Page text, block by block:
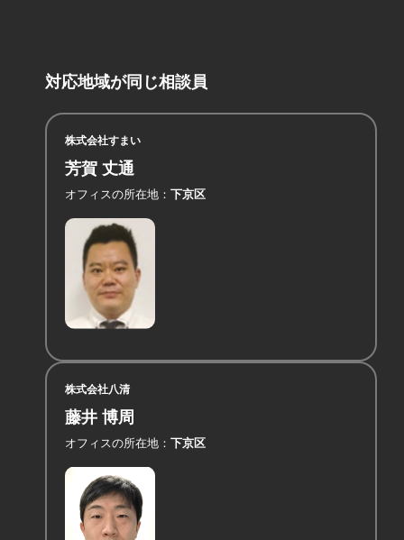
対応地域が同じ相談員
株式会社すまい
芳賀 丈通
オフィスの所在地 下京区
株式会社八清
藤井 博周
オフィスの所在地 下京区